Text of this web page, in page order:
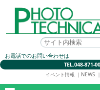
お電話でのお問い合わせは
TEL.048-871-
イベント情報 ｜ NEWS ｜